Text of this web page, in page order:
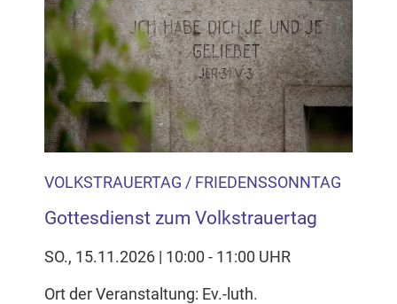
Anwendung Google Maps beim Aktivieren von
Inhalten Cookies auf Ihrem Gerät setzt, z.B. zwecks
Reichweitenmessung und profilbasierter Werbung.
Näheres s.zur Datenschutzerklärung
Hier können Sie Ihre Cookie-
Einstellungen anpassen
VOLKSTRAUERTAG / FRIEDENSSONNTAG
Gottesdienst zum Volkstrauertag
SO., 15.11.2026 | 10:00 - 11:00 UHR
Ort der Veranstaltung: Ev.-luth.